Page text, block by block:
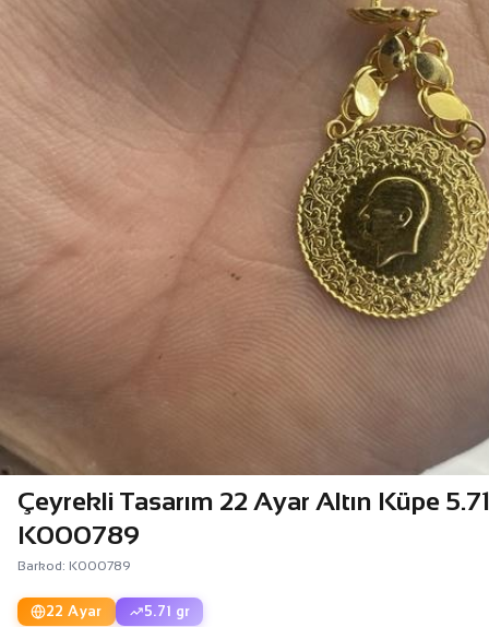
Çeyrekli Tasarım 22 Ayar Altın Küpe
K000789
Barkod: K000789
22 Ayar 5.71 gr